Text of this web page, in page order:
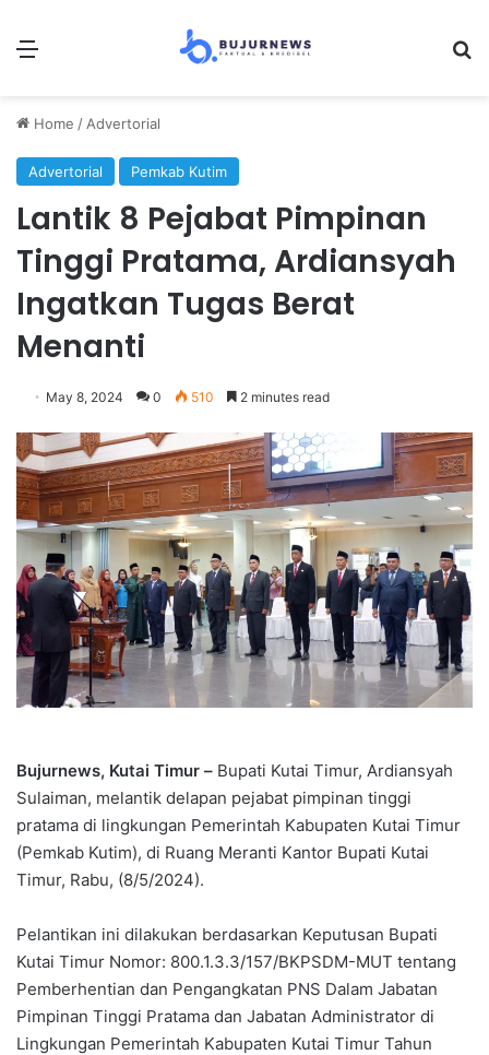
Menu
Home / Advertorial
Advertorial Pemkab Kutim
Lantik 8 Pejabat Pimpinan
Tinggi Pratama, Ardiansyah
Ingatkan Tugas Berat
Menanti
May 8, 2024 0 510 2 minutes read
Bujurnews, Kutai Timur – Bupati Kutai Timur, Ardiansyah
Sulaiman, melantik delapan pejabat pimpinan tinggi
pratama di lingkungan Pemerintah Kabupaten Kutai Timur
(Pemkab Kutim), di Ruang Meranti Kantor Bupati Kutai
Timur, Rabu, (8/5/2024).
Pelantikan ini dilakukan berdasarkan Keputusan Bupati
Kutai Timur Nomor: 800.1.3.3/157/BKPSDM-MUT tentang
Pemberhentian dan Pengangkatan PNS Dalam Jabatan
Pimpinan Tinggi Pratama dan Jabatan Administrator di
Lingkungan Pemerintah Kabupaten Kutai Timur Tahun